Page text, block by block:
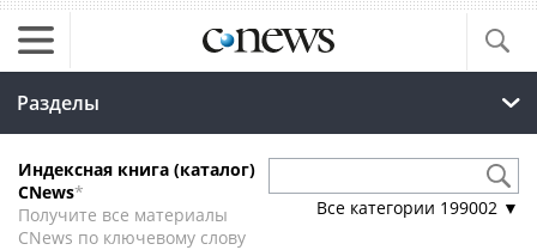
Разделы
Индексная книга (каталог)
CNews*
Получите все материалы
CNews по ключевому слову
Все категории 199002 ▼